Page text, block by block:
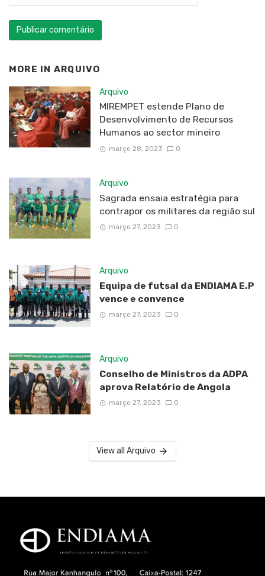
MORE IN ARQUIVO
Arquivo
MIREMPET estende Plano de
Desenvolvimento de Recursos
Humanos ao sector mineiro
março 28, 2023 0
Arquivo
Sagrada ensaia estratégia para
contrapor os militares da região sul
março 27, 2023 0
Arquivo
Equipa de futsal da ENDIAMA E.P
vence e convence
março 27, 2023 0
Arquivo
Conselho de Ministros da ADPA
aprova Relatório de Angola
março 27, 2023 0
View all Arquivo